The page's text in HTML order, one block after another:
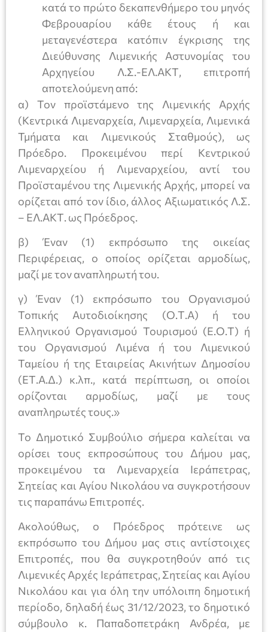
κατά το πρώτο δεκαπενθήμερο του μηνός
Φεβρουαρίου κάθε έτους ή και
μεταγενέστερα κατόπιν έγκρισης της
Διεύθυνσης Λιμενικής Αστυνομίας του
Αρχηγείου Λ.Σ.-ΕΛ.ΑΚΤ, επιτροπή
αποτελούμενη από:
α) Τον προϊστάμενο της Λιμενικής Αρχής
(Κεντρικά Λιμεναρχεία, Λιμεναρχεία, Λιμενικά
Τμήματα και Λιμενικούς Σταθμούς), ως
Πρόεδρο. Προκειμένου περί Κεντρικού
Λιμεναρχείου ή Λιμεναρχείου, αντί του
Προϊσταμένου της Λιμενικής Αρχής, μπορεί να
ορίζεται από τον ίδιο, άλλος Αξιωματικός Λ.Σ.
– ΕΛ.ΑΚΤ. ως Πρόεδρος.
β) Έναν (1) εκπρόσωπο της οικείας
Περιφέρειας, ο οποίος ορίζεται αρμοδίως,
μαζί με τον αναπληρωτή του.
γ) Έναν (1) εκπρόσωπο του Οργανισμού
Τοπικής Αυτοδιοίκησης (Ο.Τ.Α) ή του
Ελληνικού Οργανισμού Τουρισμού (Ε.Ο.Τ) ή
του Οργανισμού Λιμένα ή του Λιμενικού
Ταμείου ή της Εταιρείας Ακινήτων Δημοσίου
(ΕΤ.Α.Δ.) κ.λπ., κατά περίπτωση, οι οποίοι
ορίζονται αρμοδίως, μαζί με τους
αναπληρωτές τους.»
Το Δημοτικό Συμβούλιο σήμερα καλείται να
ορίσει τους εκπροσώπους του Δήμου μας,
προκειμένου τα Λιμεναρχεία Ιεράπετρας,
Σητείας και Αγίου Νικολάου να συγκροτήσουν
τις παραπάνω Επιτροπές.
Ακολούθως, ο Πρόεδρος πρότεινε ως
εκπρόσωπο του Δήμου μας στις αντίστοιχες
Επιτροπές, που θα συγκροτηθούν από τις
Λιμενικές Αρχές Ιεράπετρας, Σητείας και Αγίου
Νικολάου και για όλη την υπόλοιπη δημοτική
περίοδο, δηλαδή έως 31/12/2023, το δημοτικό
σύμβουλο κ. Παπαδοπετράκη Ανδρέα, με